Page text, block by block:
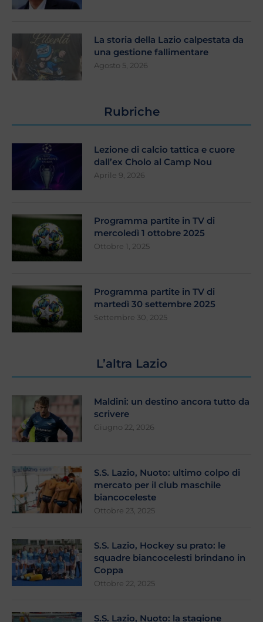
La storia della Lazio calpestata da
una gestione fallimentare
Agosto 5, 2026
Rubriche
Lezione di calcio tattica e cuore
dall’ex Cholo al Camp Nou
Aprile 9, 2026
Programma partite in TV di
mercoledì 1 ottobre 2025
Ottobre 1, 2025
Programma partite in TV di
martedì 30 settembre 2025
Settembre 30, 2025
L’altra Lazio
Maldini: un destino ancora tutto da
scrivere
Giugno 22, 2026
S.S. Lazio, Nuoto: ultimo colpo di
mercato per il club maschile
biancoceleste
Ottobre 23, 2025
S.S. Lazio, Hockey su prato: le
squadre biancocelesti brindano in
Coppa
Ottobre 22, 2025
S.S. Lazio, Nuoto: la stagione